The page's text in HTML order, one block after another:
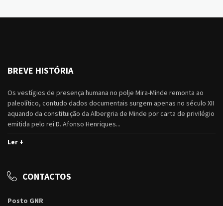
BREVE HISTÓRIA
Os vestígios de presença humana no polje Mira-Minde remonta ao
paleolítico, contudo dados documentais surgem apenas no século XII
aquando da constituição da Albergria de Minde por carta de privilégio
emitida pelo rei D. Afonso Henriques...
Ler +
CONTACTOS
Posto GNR